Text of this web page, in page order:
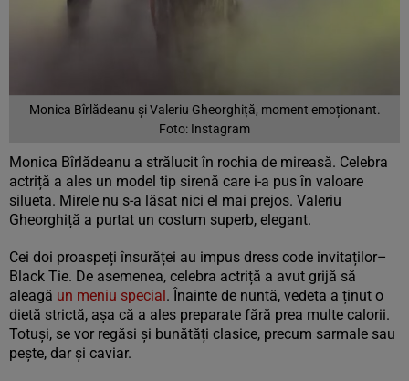
Monica Bîrlădeanu și Valeriu Gheorghiță, moment emoționant.
Foto: Instagram
Monica Bîrlădeanu a strălucit în rochia de mireasă. Celebra
actriță a ales un model tip sirenă care i-a pus în valoare
silueta. Mirele nu s-a lăsat nici el mai prejos. Valeriu
Gheorghiță a purtat un costum superb, elegant.
Cei doi proaspeți însurăței au impus dress code invitaților–
Black Tie. De asemenea, celebra actriță a avut grijă să
aleagă un meniu special . Înainte de nuntă, vedeta a ținut o
dietă strictă, așa că a ales preparate fără prea multe calorii.
Totuși, se vor regăsi și bunătăți clasice, precum sarmale sau
pește, dar și caviar.